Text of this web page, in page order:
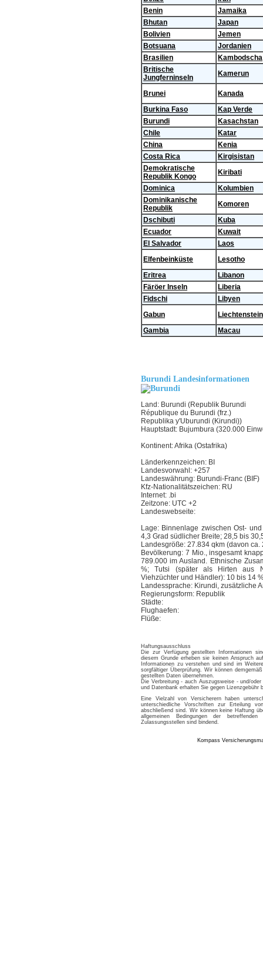
Benin
Jamaika
Bhutan
Japan
Bolivien
Jemen
Botsuana
Jordanien
Brasilien
Kambodscha
Britische
Jungferninseln
Kamerun
Brunei
Kanada
Burkina Faso
Kap Verde
Burundi
Kasachstan
Chile
Katar
China
Kenia
Costa Rica
Kirgisistan
Demokratische
Republik Kongo
Kiribati
Dominica
Kolumbien
Dominikanische
Republik
Komoren
Dschibuti
Kuba
Ecuador
Kuwait
El Salvador
Laos
Elfenbeinküste
Lesotho
Eritrea
Libanon
Färöer Inseln
Liberia
Fidschi
Libyen
Gabun
Liechtenstein
Gambia
Macau
Burundi Landesinformationen
Land: Burundi (Republik Burundi
République du Burundi (frz.)
Republika y'Uburundi (Kirundi))
Hauptstadt: Bujumbura (320.000
Kontinent: Afrika (Ostafrika)
Länderkennzeichen: BI
Landesvorwahl: +257
Landeswährung: Burundi-Franc (BIF)
Kfz-Nationalitätszeichen: RU
Internet: .bi
Zeitzone: UTC +2
Landeswebseite:
Lage: Binnenlage zwischen Ost-
4,3 Grad südlicher Breite; 28,5 bis
Landesgröße: 27.834 qkm (davon
Bevölkerung: 7 Mio., insgesamt
789.000 im Ausland. Ethnische
%; Tutsi (später als Hirten aus
Viehzüchter und Händler): 10 bis 14
Landessprache: Kirundi, zusätzliche
Regierungsform: Republik
Städte:
Flughaefen:
Flüße:
Haftungsausschluss
Die zur Verfügung gestellten Informationen
diesem Grunde erheben sie keinen Anspruch
Informationen zu verstehen und sind im
sorgfältiger Überprüfung. Wir können
gestellten Daten übernehmen.
Die Verbreitung - auch Auszugsweise - und/
und Datenbank erhalten Sie gegen
Eine Vielzahl von Versicherern haben
unterschiedliche Vorschriften zur Erteilung
abschließend sind. Wir können keine Haftung
allgemeinen Bedingungen der
Zulassungsstellen sind bindend.
Kompass